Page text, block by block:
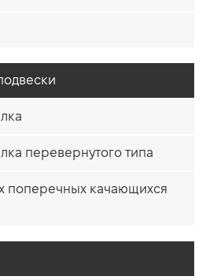
перевернутого типа
поперечных качающихся